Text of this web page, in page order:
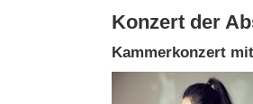
Konzert der
Kammerkonzert